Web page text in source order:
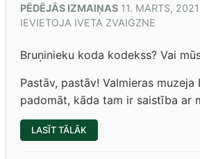
PĒDĒJĀS IZMAIŅAS 11. MARTS,
IEVIETOJA IVETA ZVAIGZNE
Bruņinieku koda kodekss? Vai
Pastāv, pastāv! Valmieras
padomāt, kāda tam ir saistība ar
LASĪT TĀLĀK
VALMIERAS